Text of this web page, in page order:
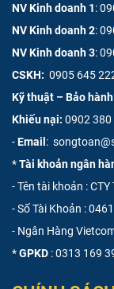
NV Kinh doanh 1:
NV Kinh doanh 2:
NV Kinh doanh 3:
CSKH: 0905 645
Kỹ thuật – Bảo
Khiếu nại: 0902 380
-Email :
*Tài khoản ngân
- Tên tài khoản :
- Số Tài Khoản :
- Ngân Hàng
*GPKD : 0313 169